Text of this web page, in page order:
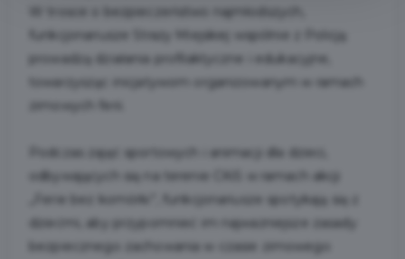
W trosce o bezpieczeństwo najmłodszych,
funkcjonariusze Straży Miejskiej wspólnie z Policją
prowadzą działania profilaktyczne i edukacyjne,
towarzysząc inicjatywom organizowanym w ramach
Podczas zajęć sportowych i animacji dla dzieci,
odbywających się na terenie CKiS w ramach akcji
„Ferie bez komórki”, funkcjonariusze spotykają się z
dziećmi, aby przypomnieć im najważniejsze zasady
bezpiecznego zachowania w czasie zimowego